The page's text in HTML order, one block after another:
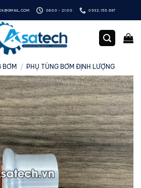
08:00 - 21:00 0932.155.687
BƠM / PHỤ TÙNG BƠM ĐỊNH LƯỢNG